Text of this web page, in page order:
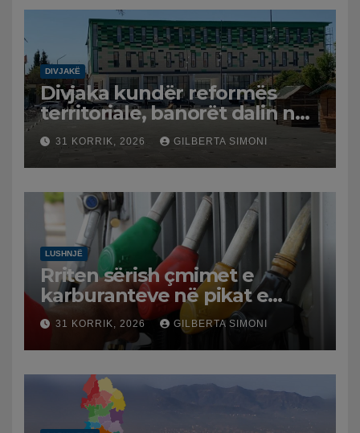
DIVJAKË
Divjaka kundër reformës
territoriale, banorët dalin në
protestë.
31 KORRIK, 2026 GILBERTA SIMONI
LUSHNJË
Rriten sërish çmimet e
karburanteve në pikat e
karburanteve në Lushnjë.
Tensionet në Lindjen e
Mesme shtrenjtojnë naftën
dhe benzinën në vend
31 KORRIK, 2026 GILBERTA SIMONI